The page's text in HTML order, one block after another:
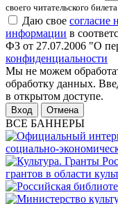
своего читательского
Даю свое согласие
информации в
ФЗ от 27.07.2006 "О
конфиденциальности
Мы не можем
обработку данных.
в открытом доступе.
Отмена
ВСЕ БАННЕРЫ